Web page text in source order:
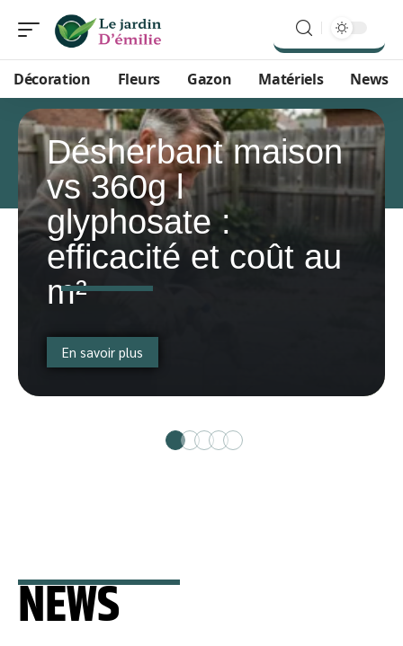
Décoration Fleurs Gazon Matériels News
Désherbant maison
vs 360g l
glyphosate :
efficacité et coût au
m²
En savoir plus
NEWS